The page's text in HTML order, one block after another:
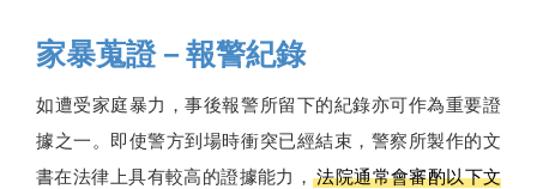
家暴蒐證－報警紀錄
如遭受家庭暴力，事後報警所留下的紀錄亦可作為重要證
據之一。即使警方到場時衝突已經結束，警察所製作的文
書在法律上具有較高的證據能力，法院通常會審酌以下文